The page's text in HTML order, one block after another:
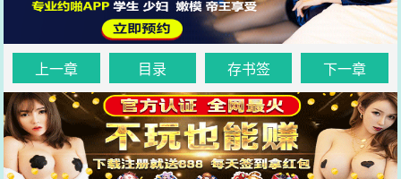
上一章 目录 存书签 下一章